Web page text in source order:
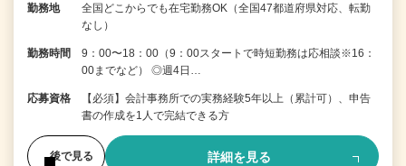
勤務地
全国どこからでも在宅勤務OK（全国47都道府県対応、転勤
なし）
勤務時間
9：00〜18：00（9：00スタートで時短勤務は応相談※16：
00までなど） ◎週4日…
応募資格
【必須】会計事務所での実務経験5年以上（累計可）、申告
書の作成を1人で完結できる方
後で見る 詳細を見る